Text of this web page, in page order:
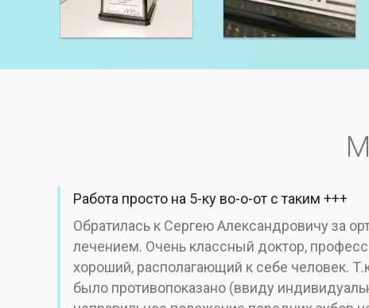
Работа просто на 5-ку во-о-от с таким +++
Обратилась к Сергею Александровичу за
лечением. Очень классный доктор,
хороший, располагающий к себе человек.
было противопоказано (ввиду